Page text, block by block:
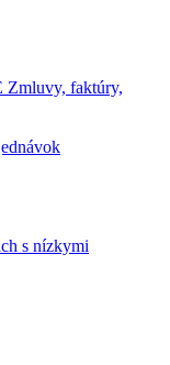
faktúry,
s nízkymi